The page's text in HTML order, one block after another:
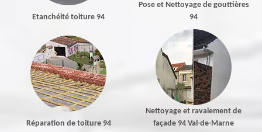
Etanchéité toiture 94
Pose et Nettoyage de gouttières
94
Réparation de toiture 94
Nettoyage et ravalement de
façade 94 Val-de-Marne